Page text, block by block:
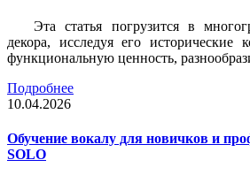
Эта статья погрузится в
декора, исследуя его исторические
функциональную ценность,
Подробнее
10.04.2026
Обучение вокалу для новичков и
SOLO